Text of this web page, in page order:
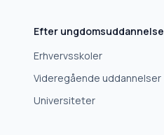
Efter ungdomsuddannelse
Erhvervsskoler
Videregående uddannelser
Universiteter